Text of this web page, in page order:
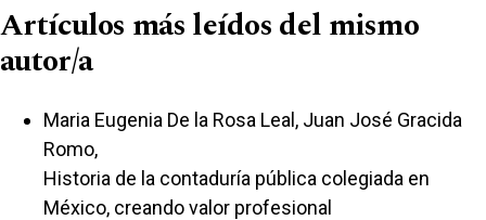
Artículos más leídos del mismo
autor/a
Maria Eugenia De la Rosa Leal, Juan José Gracida
Romo,
Historia de la contaduría pública colegiada en
México, creando valor profesional